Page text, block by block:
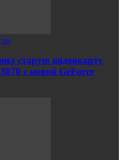
старую видеокарту
с новой GeForce